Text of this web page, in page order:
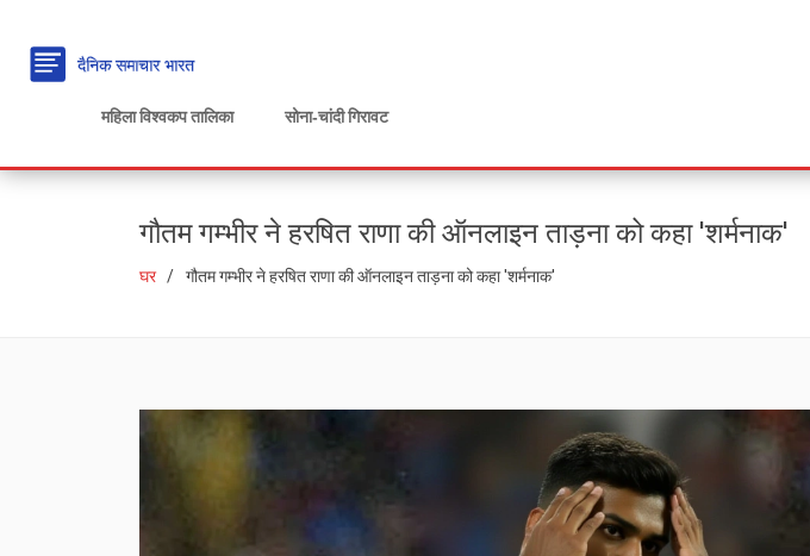
महिला विश्वकप तालिका सोना‑चांदी गिरावट
गौतम गम्भीर ने हरषित राणा की ऑनलाइन ताड़ना को कहा 'शर्मनाक'
घर गौतम गम्भीर ने हरषित राणा की ऑनलाइन ताड़ना को कहा 'शर्मनाक'